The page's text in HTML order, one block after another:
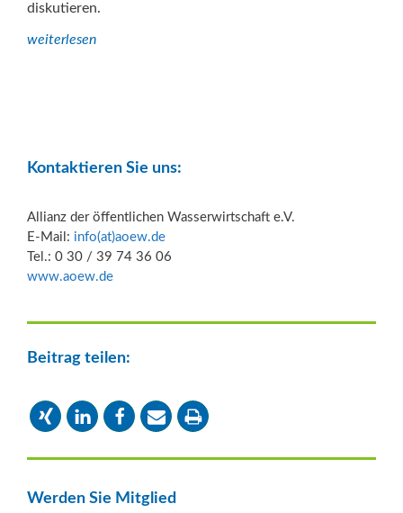
diskutieren.
weiterlesen
Kontaktieren Sie uns:
Allianz der öffentlichen Wasserwirtschaft e.V.
E-Mail: info(at)aoew.de
Tel.: 0 30 / 39 74 36 06
www.aoew.de
Beitrag teilen:
Werden Sie Mitglied